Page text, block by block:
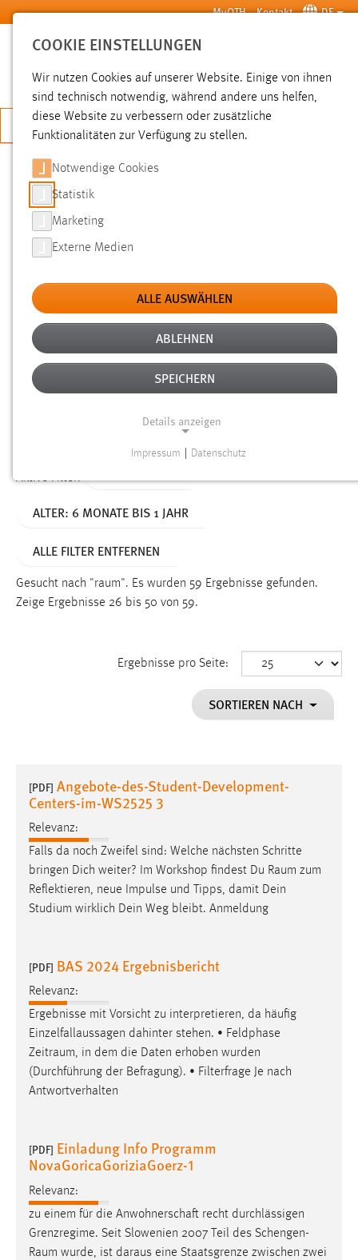
Zum Hauptinhalt springen MyOTH Kontakt DE
SUCHE
JETZT BEWERBEN
SUCHE
FILTER
Typ
Erstellungsdatum
Alter
Aktive Filter:
ALTER: 6 MONATE BIS 1 JAHR
ALLE FILTER ENTFERNEN
Gesucht nach "raum". Es wurden 59 Ergebnisse gefunden.
Zeige Ergebnisse 26 bis 50 von 59.
Ergebnisse pro Seite:
SORTIEREN NACH
[PDF] Angebote-des-Student-Development-
Centers-im-WS2525 3
Relevanz:
Falls da noch Zweifel sind: Welche nächsten Schritte
bringen Dich weiter? Im Workshop findest Du Raum zum
Reflektieren, neue Impulse und Tipps, damit Dein
Studium wirklich Dein Weg bleibt. Anmeldung
[PDF] BAS 2024 Ergebnisbericht
Relevanz:
Ergebnisse mit Vorsicht zu interpretieren, da häufig
Einzelfallaussagen dahinter stehen. • Feldphase
Zeitraum, in dem die Daten erhoben wurden
(Durchführung der Befragung). • Filterfrage Je nach
Antwortverhalten
[PDF] Einladung Info Programm
NovaGoricaGoriziaGoerz-1
Relevanz:
zu einem für die Anwohnerschaft recht durchlässigen
Grenzregime. Seit Slowenien 2007 Teil des Schengen-
Raum wurde, ist daraus eine Staatsgrenze zwischen zwei
COOKIE EINSTELLUNGEN
Wir nutzen Cookies auf unserer Website. Einige von ihnen
sind technisch notwendig, während andere uns helfen,
diese Website zu verbessern oder zusätzliche
Funktionalitäten zur Verfügung zu stellen.
Notwendige Cookies
Statistik
Marketing
Externe Medien
ALLE AUSWÄHLEN
ABLEHNEN
SPEICHERN
Details anzeigen
Funktionen und sind für die einwandfreie Funktion der
Name:
Dieser Cookie speichert die ausgewählten Einverständnis-
Performance
Name:
staticfilecache
Zweck:
Für performante Seitenauslieferung wird in diesem Cookie
gespeichert, ob man eingeloggt ist.
Name:
Zweck:
Das Cookie speichert die gewählte Sprache der Website.
Cookie Laufzeit:
Name:
chat-frame-style-5e9dbeb1811c0446
Zweck:
Wird benötigt um die Chatfunktion nutzen zu können.
Impressum Datenschutz